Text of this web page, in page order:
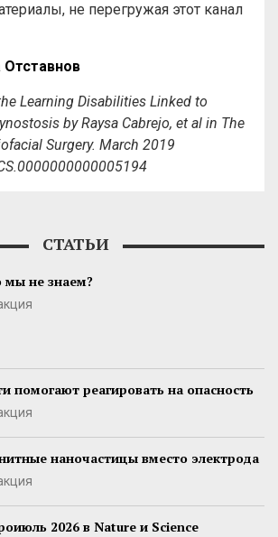
не перегружая этот канал
Отставнов
Learning Disabilities Linked to
by Raysa Cabrejo, et al in The
Surgery. March 2019
СТАТЬИ
мы не знаем?
помогают реагировать на опасность
наночастицы вместо электрода
2026 в Nature и Science